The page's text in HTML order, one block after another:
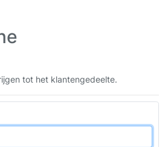
tot het klantengedeelte.